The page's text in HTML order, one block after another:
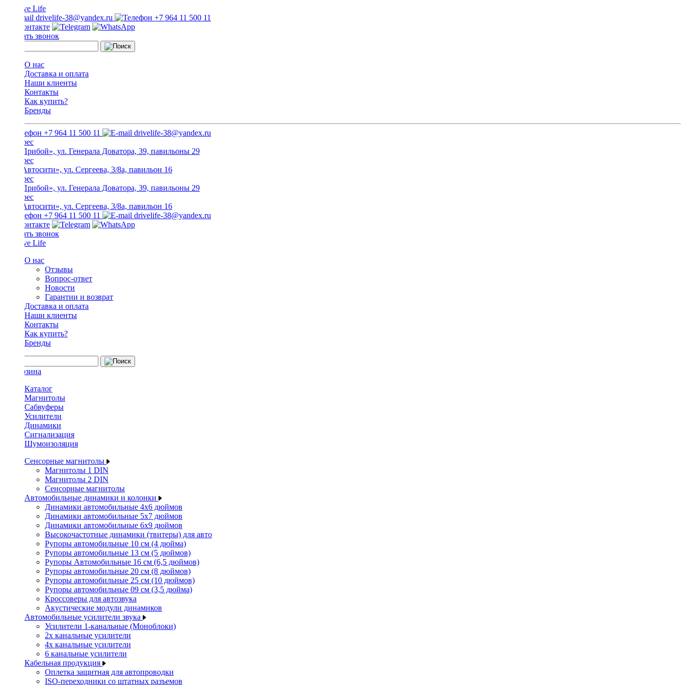
drivelife-38@yandex.ru +7 964 11 500 11
Заказать звонок
О нас
Доставка и оплата
Наши клиенты
Контакты
Как купить?
Бренды
+7 964 11 500 11 drivelife-38@yandex.ru
ТЦ «Прибой», ул. Генерала Доватора, 39, павильоны 29
ТЦ «Автосити», ул. Сергеева, 3/8а, павильон 16
ТЦ «Прибой», ул. Генерала Доватора, 39, павильоны 29
ТЦ «Автосити», ул. Сергеева, 3/8а, павильон 16
+7 964 11 500 11
drivelife-38@yandex.ru
Заказать звонок
О нас
Отзывы
Вопрос-ответ
Новости
Гарантии и возврат
Доставка и оплата
Наши клиенты
Контакты
Как купить?
Бренды
Каталог
Магнитолы
Сабвуферы
Усилители
Динамики
Сигнализация
Шумоизоляция
Сенсорные магнитолы
Магнитолы 1 DIN
Магнитолы 2 DIN
Сенсорные магнитолы
Автомобильные динамики и колонки
Динамики автомобильные 4x6 дюймов
Динамики автомобильные 5x7 дюймов
Динамики автомобильные 6x9 дюймов
Высокочастотные динамики (твитеры) для авто
Рупоры автомобильные 10 см (4 дюйма)
Рупоры автомобильные 13 см (5 дюймов)
Рупоры Автомобильные 16 см (6,5 дюймов)
Рупоры автомобильные 20 см (8 дюймов)
Рупоры автомобильные 25 см (10 дюймов)
Рупоры автомобильные 09 см (3,5 дюйма)
Кроссоверы для автозвука
Акустические модули динамиков
Автомобильные усилители звука
Усилители 1-канальные (Моноблоки)
2х канальные усилители
4х канальные усилители
6 канальные усилители
Кабельная продукция
Оплетка защитная для автопроводки
ISO-переходники со штатных разъемов